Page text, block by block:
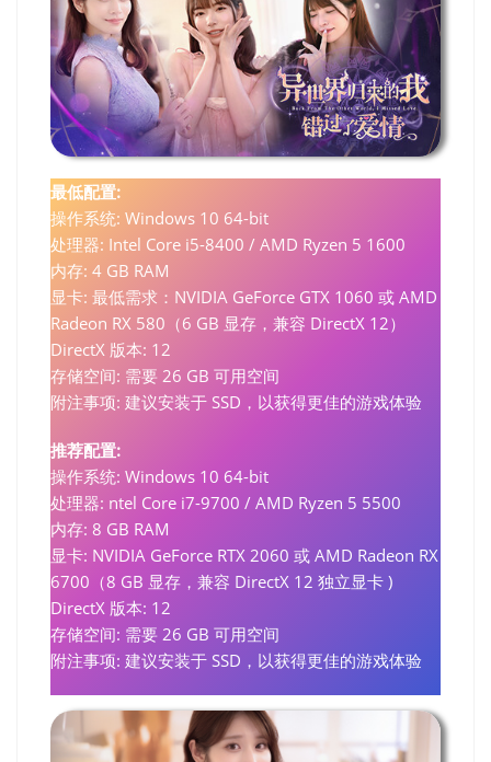
最低配置:
操作系统: Windows 10 64-bit
处理器: Intel Core i5-8400 / AMD Ryzen 5 1600
内存: 4 GB RAM
显卡: 最低需求：NVIDIA GeForce GTX 1060 或 AMD
Radeon RX 580（6 GB 显存，兼容 DirectX 12）
DirectX 版本: 12
存储空间: 需要 26 GB 可用空间
附注事项: 建议安装于 SSD，以获得更佳的游戏体验
推荐配置:
操作系统: Windows 10 64-bit
处理器: ntel Core i7-9700 / AMD Ryzen 5 5500
内存: 8 GB RAM
显卡: NVIDIA GeForce RTX 2060 或 AMD Radeon RX
6700（8 GB 显存，兼容 DirectX 12 独立显卡 )
DirectX 版本: 12
存储空间: 需要 26 GB 可用空间
附注事项: 建议安装于 SSD，以获得更佳的游戏体验